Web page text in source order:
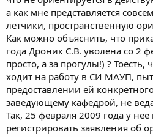
а как мне представляется
летчики, пространственную
Как можно объяснить, что
года Дроник С.В. уволена со 2
просто, а за прогулы!) ? Тоесть,
ходит на работу в СИ МАУП,
предоставлении ей
заведующему кафедрой, не
Так, 25 февраля 2009 года у
регистрировать заявления об